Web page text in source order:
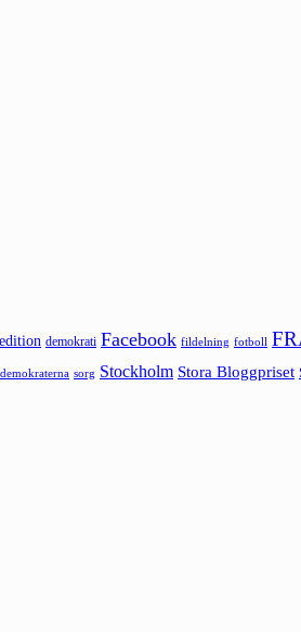
demokrati Facebook fildelning fotboll
sorg Stockholm Stora Bloggpriset